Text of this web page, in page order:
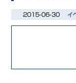
2015-06-30 イ